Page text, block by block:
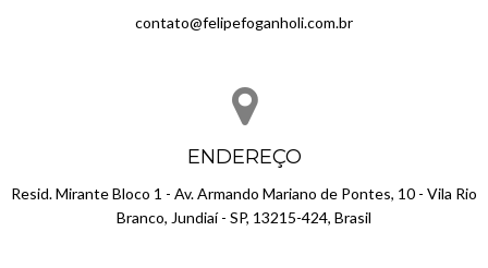
contato@felipefoganholi.com.br
ENDEREÇO
Resid. Mirante Bloco 1 - Av. Armando Mariano de Pontes, 10 - Vila Rio
Branco, Jundiaí - SP, 13215-424, Brasil